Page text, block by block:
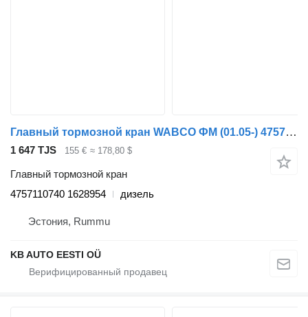
Главный тормозной кран WABCO ФМ (01.05-) 4757110740 для грузовика Volvo FM7-FM12, FM, FMX (1998-2014)
1 647 TJS 155 € ≈ 178,80 $
Главный тормозной кран
4757110740 1628954
дизель
Эстония, Rummu
KB AUTO EESTI OÜ